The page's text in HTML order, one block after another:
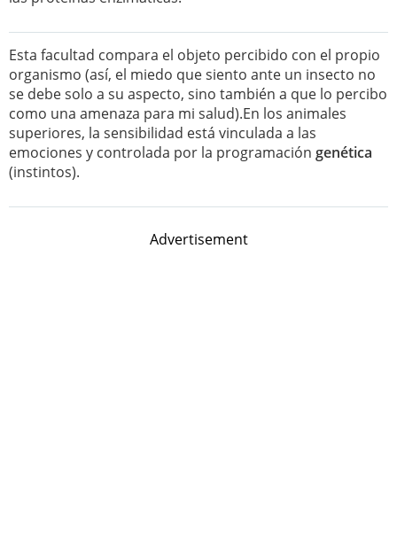
Esta facultad compara el objeto percibido con el propio
organismo (así, el miedo que siento ante un insecto no
se debe solo a su aspecto, sino también a que lo percibo
como una amenaza para mi salud).En los animales
superiores, la sensibilidad está vinculada a las
emociones y controlada por la programación genética
(instintos).
Advertisement